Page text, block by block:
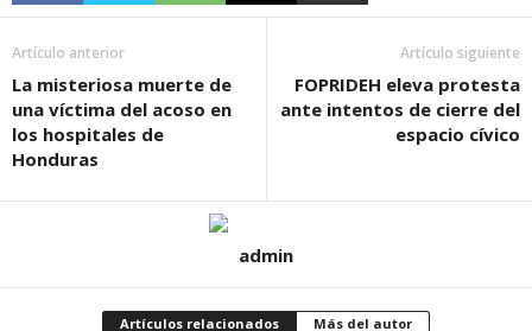
Artículo anterior
La misteriosa muerte de
una víctima del acoso en
los hospitales de
Honduras
Artículo siguiente
FOPRIDEH eleva protesta
ante intentos de cierre del
espacio cívico
admin
Artículos relacionados Más del autor